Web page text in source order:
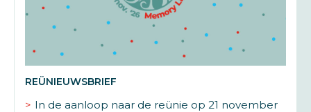
REÜNIEUWSBRIEF
In de aanloop naar de reünie op 21 november